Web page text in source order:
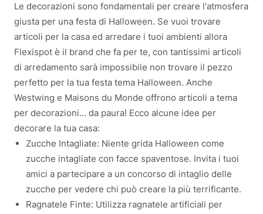
Le decorazioni sono fondamentali per creare l'atmosfera
giusta per una festa di Halloween. Se vuoi trovare
articoli per la casa ed arredare i tuoi ambienti allora
Flexispot è il brand che fa per te, con tantissimi articoli
di arredamento sarà impossibile non trovare il pezzo
perfetto per la tua festa tema Halloween. Anche
Westwing e Maisons du Monde offrono articoli a tema
per decorazioni… da paura! Ecco alcune idee per
decorare la tua casa:
Zucche Intagliate: Niente grida Halloween come
zucche intagliate con facce spaventose. Invita i tuoi
amici a partecipare a un concorso di intaglio delle
zucche per vedere chi può creare la più terrificante.
Ragnatele Finte: Utilizza ragnatele artificiali per